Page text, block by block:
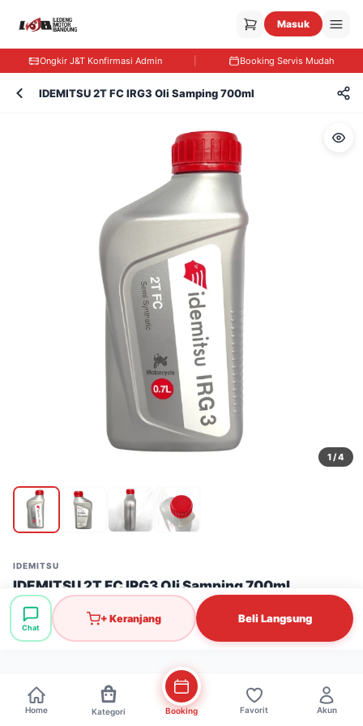
Masuk
Ongkir J&T Konfirmasi Admin Booking Servis Mudah
IDEMITSU 2T FC IRG3 Oli Samping 700ml
1/ 4
IDEMITSU
IDEMITSU 2T FC IRG3 Oli Samping 700ml
Stok: 716 pcs
Rp65.000
Chat
+ Keranjang Beli Langsung
Home Kategori Booking Favorit Akun